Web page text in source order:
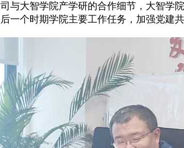
与大智学院产学研的合作细节，大智学
一个时期学院主要工作任务，加强党建